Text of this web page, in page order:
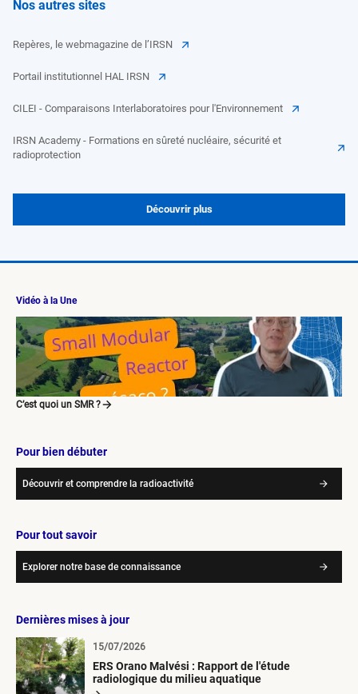
Nos autres sites
Repères, le webmagazine de l’IRSN
Portail institutionnel HAL IRSN
CILEI - Comparaisons Interlaboratoires pour l'Environnement
IRSN Academy - Formations en sûreté nucléaire, sécurité et
radioprotection
Découvrir plus
Vidéo à la Une
C’est quoi un SMR ?
Pour bien débuter
Découvrir et comprendre la radioactivité
Pour tout savoir
Explorer notre base de connaissance
Dernières mises à jour
ERS Orano Malvési : Rapport de l'étude
radiologique du milieu aquatique
15/07/2026